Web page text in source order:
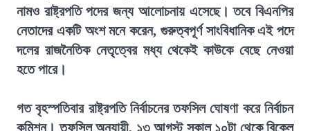
নামও রাষ্ট্রপতি পদের জন্য আলোচনায় এসেছে। তবে বিএনপির
নেতাদের একটি অংশ মনে করেন, গুরুত্বপূর্ণ সাংবিধানিক এই পদে
দলের রাজনৈতিক নেতৃত্বের মধ্য থেকেই কাউকে বেছে নেওয়া
হতে পারে।
গত বৃহস্পতিবার রাষ্ট্রপতি নির্বাচনের তফসিল ঘোষণা করে নির্বাচন
কমিশন। তফসিল অনুযায়ী, ১৩ আগস্ট সকাল ১০টা থেকে বিকেল